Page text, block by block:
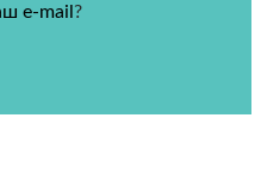
e-mail ?